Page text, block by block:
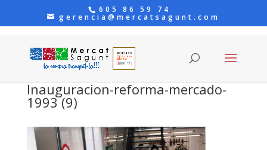
605 86 59 74
gerencia@mercatsagunt.com
Inauguracion-reforma-mercado-
1993 (9)